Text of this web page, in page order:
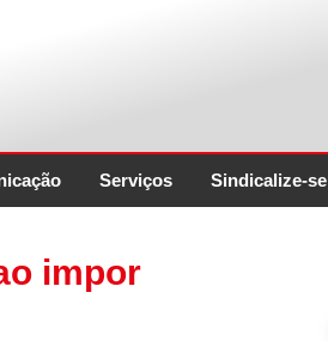
Serviços Sindicalize-se
impor